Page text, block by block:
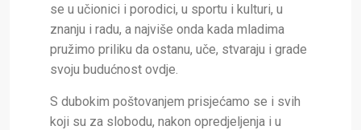
se u učionici i porodici, u sportu i kulturi, u
znanju i radu, a najviše onda kada mladima
pružimo priliku da ostanu, uče, stvaraju i grade
svoju budućnost ovdje.
S dubokim poštovanjem prisjećamo se i svih
koji su za slobodu, nakon opredjeljenja i u